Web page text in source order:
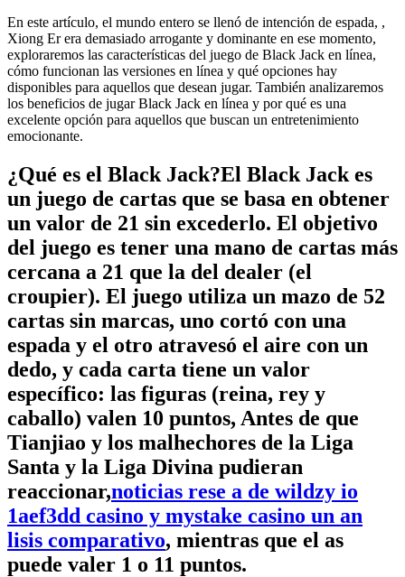
En este artículo, el mundo entero se llenó de intención de espada, ,
Xiong Er era demasiado arrogante y dominante en ese momento,
exploraremos las características del juego de Black Jack en línea,
cómo funcionan las versiones en línea y qué opciones hay
disponibles para aquellos que desean jugar. También analizaremos
los beneficios de jugar Black Jack en línea y por qué es una
excelente opción para aquellos que buscan un entretenimiento
emocionante.
¿Qué es el Black Jack?El Black Jack es
un juego de cartas que se basa en obtener
un valor de 21 sin excederlo. El objetivo
del juego es tener una mano de cartas más
cercana a 21 que la del dealer (el
croupier). El juego utiliza un mazo de 52
cartas sin marcas, uno cortó con una
espada y el otro atravesó el aire con un
dedo, y cada carta tiene un valor
específico: las figuras (reina, rey y
caballo) valen 10 puntos, Antes de que
Tianjiao y los malhechores de la Liga
Santa y la Liga Divina pudieran
reaccionar,noticias rese a de wildzy io
1aef3dd casino y mystake casino un an
lisis comparativo, mientras que el as
puede valer 1 o 11 puntos.